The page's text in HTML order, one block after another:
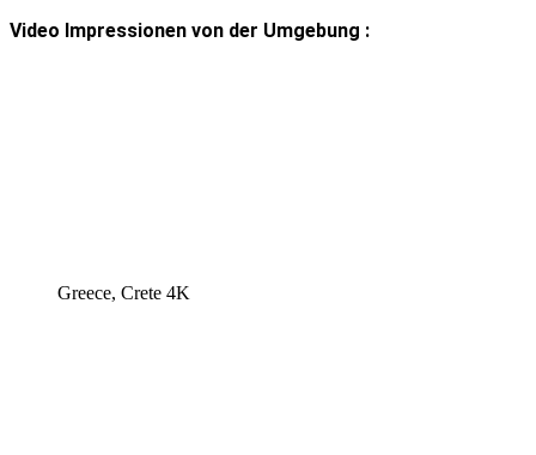
Video Impressionen von der Umgebung :
Greece, Crete 4K